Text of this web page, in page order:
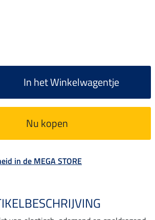
In het Winkelwagentje
Nu kopen
in de MEGA STORE